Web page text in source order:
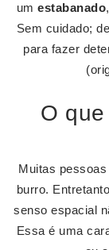
umestabanado
Sem cuidado;
para fazer
O
Muitas
burro.
senso espacial
Essa é uma